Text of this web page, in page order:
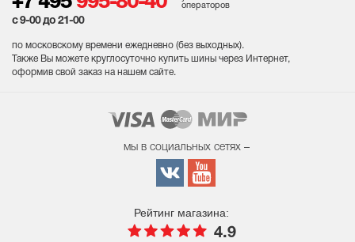
операторов
с 9-00 до 21-00
по московскому времени ежедневно (без выходных).
Также Вы можете круглосуточно купить шины через Интернет,
оформив свой заказ на нашем сайте.
мы в социальных сетях –
Рейтинг магазина:
4.9